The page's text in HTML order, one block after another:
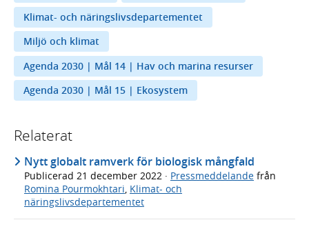
Klimat- och näringslivsdepartementet
Miljö och klimat
Agenda 2030 | Mål 14 | Hav och marina resurser
Agenda 2030 | Mål 15 | Ekosystem
Relaterat
Nytt globalt ramverk för biologisk mångfald
Publicerad 21 december 2022 · Pressmeddelande från
Romina Pourmokhtari Klimat- och
näringslivsdepartementet